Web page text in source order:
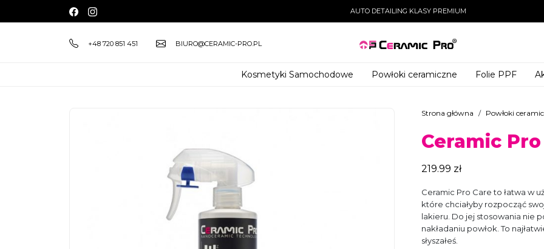
AUTO DETAILING KLASY PREMIUM
+48 720 851 451 BIURO@CERAMIC-PRO.PL
Kosmetyki Samochodowe Powłoki ceramiczne Folie PPF
Strona główna / Powłoki
Ceramic
219.99 zł
Ceramic Pro Care to łatwa w
które chciałyby rozpocząć
lakieru. Do jej stosowania nie
nakładaniu powłok. To
słyszałeś.